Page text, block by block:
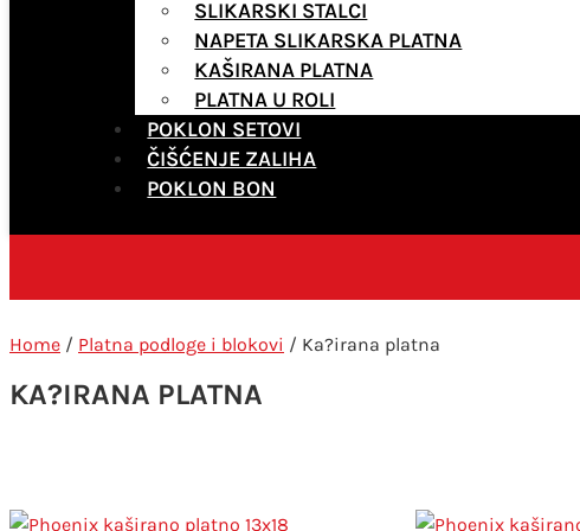
SLIKARSKI STALCI
NAPETA SLIKARSKA PLATNA
KAŠIRANA PLATNA
PLATNA U ROLI
POKLON SETOVI
ČIŠĆENJE ZALIHA
POKLON BON
Home / Platna podloge i blokovi / Ka?irana platna
KA?IRANA PLATNA